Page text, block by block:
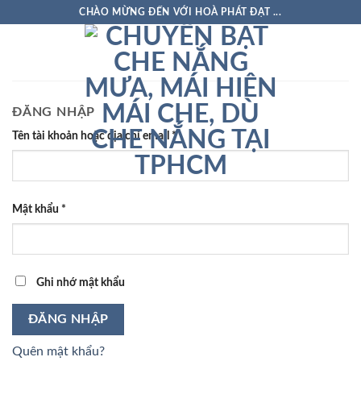
CHÀO MỪNG ĐẾN VỚI HOÀ PHÁT ĐẠT ...
ĐĂNG NHẬP
Tên tài khoản hoặc địa chỉ email *
Mật khẩu *
Ghi nhớ mật khẩu
ĐĂNG NHẬP
Quên mật khẩu?